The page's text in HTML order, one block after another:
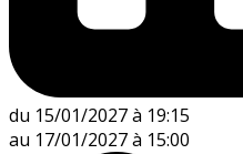
du 15/01/2027 à 19:15
au 17/01/2027 à 15:00